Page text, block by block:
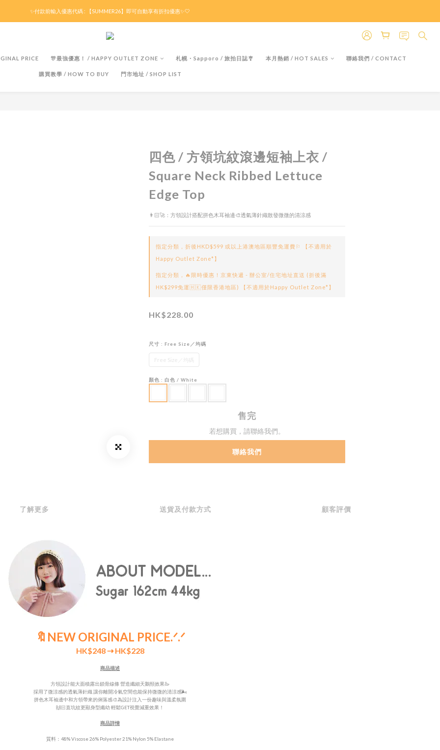
滿HK$299京東免運 / 折後滿HK$599港澳順豐免運🚚每天3pm前下單現貨最快即日出貨！＊假日除外
✨付款前輸入優惠代碼 : 【SUMMER26】即可自動享有折扣優惠✨🤍
滿HK$299京東免運 / 折後滿HK$599港澳順豐免運🚚每天3pm前下單現貨最快即日出貨！＊假日除外
PRICE 🎊最強優惠！ / HAPPY OUTLET ZONE 札幌・Sapporo / 旅拍日誌🎐 本月熱銷 / HOT SALES 聯絡我們 / CONTACT
購買教學 / HOW TO BUY 門市地址 / SHOP LIST
四色 / 方領坑紋滾邊短袖上衣 /
Square Neck Ribbed Lettuce
Edge Top
👨🏻‍🚀：方領設計搭配拼色木耳袖邊🎨透氣薄針織散發微微的清涼感
指定分類，折後HKD$599 或以上港澳地區順豐免運費⚐ 【不適用於
Happy Outlet Zone*】
指定分類，🔥限時優惠！京東快遞 - 辦公室/住宅地址直送 (折後滿
HK$299免運🇭🇰僅限香港地區) 【不適用於Happy Outlet Zone*】
HK$228.00
尺寸 : Free Size／均碼
Free Size／均碼
顏色 : 白色 / White
售完
若想購買，請聯絡我們。
聯絡我們
了解更多 送貨及付款方式 顧客評價
🔖NEW ORIGINAL PRICE.ᐟ.ᐟ
HK$248 ⇢ HK$228
商品描述
方領設計能大面積露出鎖骨線條 營造纖細天鵝頸效果🦢
採用了微涼感的透氣薄針織 讓你離開冷氣空間也能保持微微的清涼感🌬️
拼色木耳袖邊中和方領帶來的俐落感🎨為設計注入一份趣味與溫柔氛圍
🙌🏻直坑紋更顯身型纖幼 輕鬆GET視覺減重效果！
商品詳情
質料：48% Viscose 26% Polyester 21% Nylon 5% Elastane